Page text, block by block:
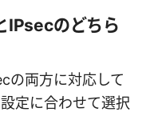
のどちら
の両方に対応して
定に合わせて選択